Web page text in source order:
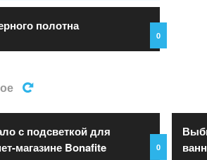
полотна
0
с подсветкой для
магазине Bonafite
0